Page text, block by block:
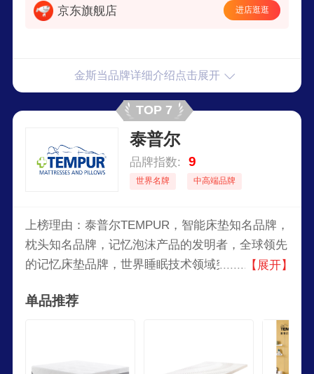
京东旗舰店 进店逛逛
金斯当品牌详细介绍点击展开
TOP 7
泰普尔
品牌指数: 9
世界名牌 中高端品牌
上榜理由：泰普尔TEMPUR，智能床垫知名品牌，
枕头知名品牌，记忆泡沫产品的发明者，全球领先
的记忆床垫品牌，世界睡眠技术领域突破的先驱，
【展开】
单品推荐